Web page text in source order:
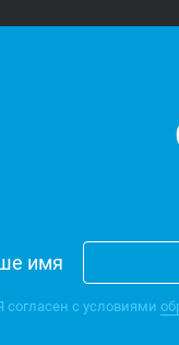
имя
согласен с условиями